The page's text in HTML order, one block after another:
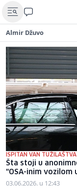
Almir Džuvo
ISPITAN VAN TUŽILAŠTVA
Šta stoji u
"OSA-inim vozilom
03.06.2026. u 12:43